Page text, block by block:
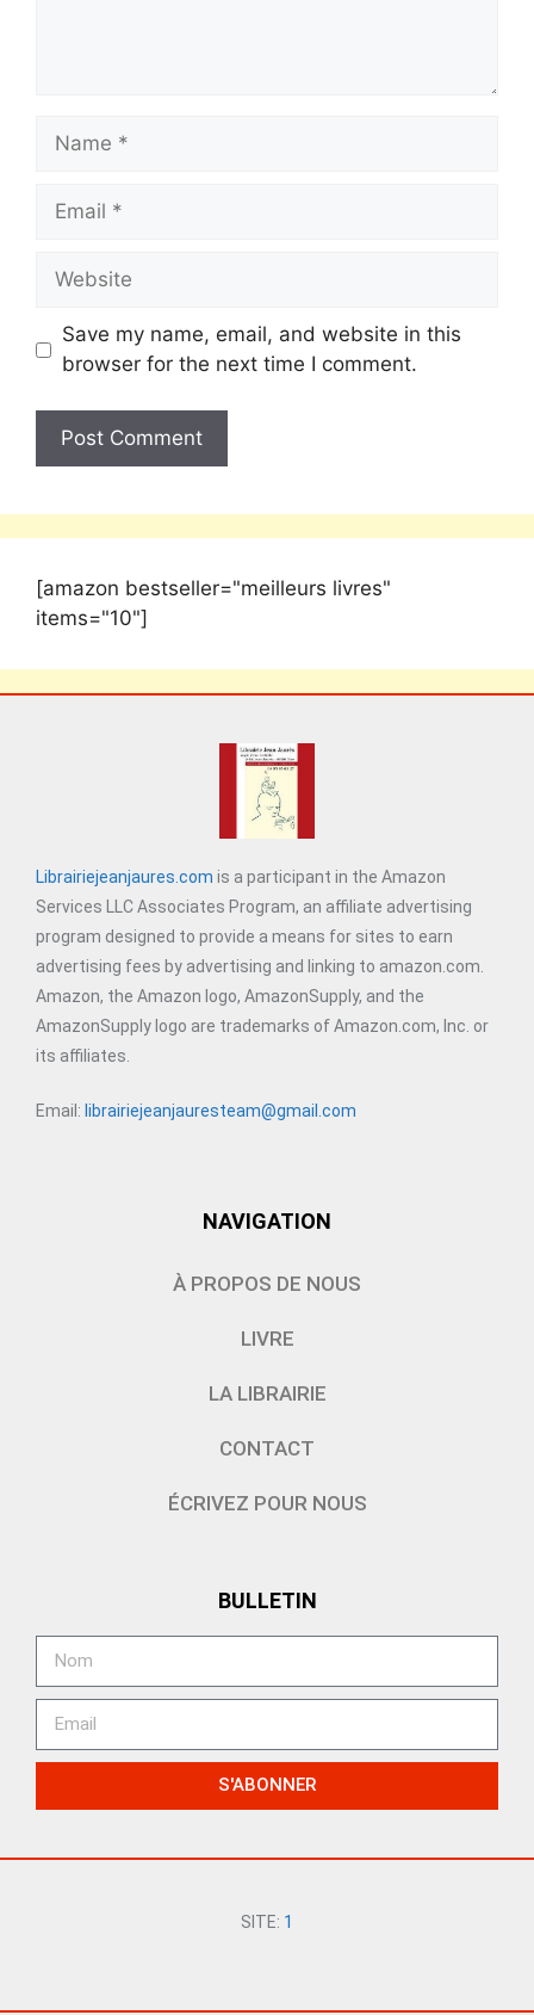
Save my name, email, and website in this
browser for the next time I comment.
[amazon bestseller="meilleurs livres"
items="10"]
Librairiejeanjaures.com is a participant in the Amazon
Services LLC Associates Program, an affiliate advertising
program designed to provide a means for sites to earn
advertising fees by advertising and linking to amazon.com.
Amazon, the Amazon logo, AmazonSupply, and the
AmazonSupply logo are trademarks of Amazon.com, Inc. or
its affiliates.
Email: librairiejeanjauresteam@gmail.com
NAVIGATION
À PROPOS DE NOUS
LIVRE
LA LIBRAIRIE
CONTACT
ÉCRIVEZ POUR NOUS
BULLETIN
S'ABONNER
SITE: 1